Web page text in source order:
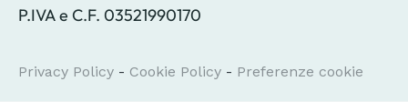
P.IVA e C.F. 03521990170
Privacy Policy - Cookie Policy - Preferenze cookie